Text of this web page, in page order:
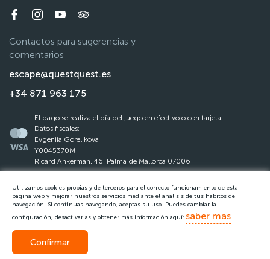
Contactos para sugerencias y
comentarios
escape@questquest.es
+34 871 963 175
La ley de protección de datos
Reglas del Questquest
El pago se realiza el día del juego en efectivo o con tarjeta
Datos fiscales:
Evgeniia Gorelikova
Y0045370M
Ricard Ankerman, 46, Palma de Mallorca 07006
Utilizamos cookies propias y de terceros para el correcto funcionamiento de esta
página web y mejorar nuestros servicios mediante el análisis de tus hábitos de
navegación. Si continuas navegando, aceptas su uso. Puedes cambiar la
configuración, desactivarlas y obtener más información aquí: saber mas
Confirmar